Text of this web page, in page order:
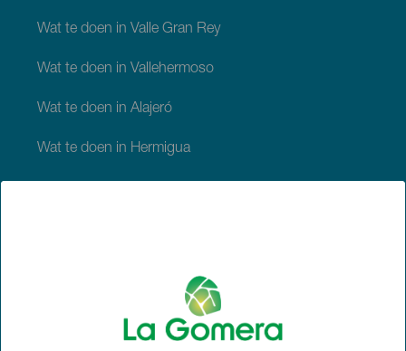
Wat te doen in Valle Gran Rey
Wat te doen in Vallehermoso
Wat te doen in Alajeró
Wat te doen in Hermigua
Plaatsen met charme van La Gomera
Wandelpaden van La Gomera